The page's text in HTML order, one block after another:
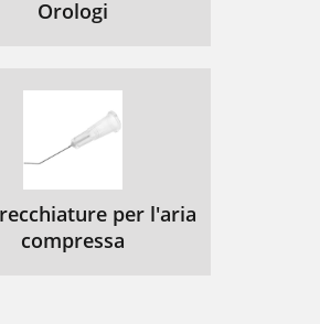
Orologi
per l'aria
compressa